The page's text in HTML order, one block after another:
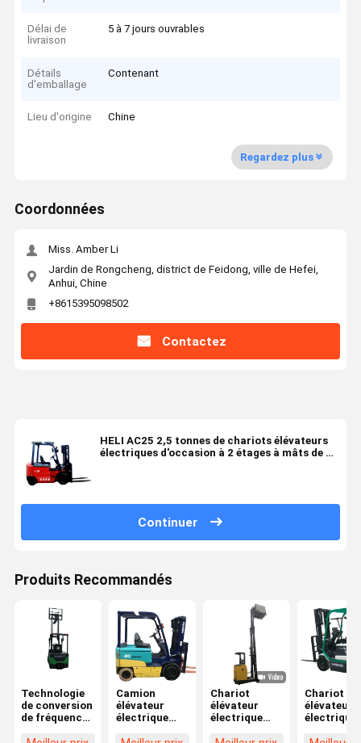
Délai de
livraison
5 à 7 jours ouvrables
Détails
d'emballage
Contenant
Lieu d'origine Chine
Regardez plus
Coordonnées
Miss. Amber Li
Jardin de Rongcheng, district de Feidong, ville de Hefei,
Anhui, Chine
+8615395098502
Contactez
HELI AC25 2,5 tonnes de chariots élévateurs
électriques d'occasion à 2 étages à mâts de 3
Continuer
Produits Recommandés
Technologie
de conversion
de fréquence
Camion
élévateur
électrique
Chariot
élévateur
électrique
Chariot
élévateur
électrique